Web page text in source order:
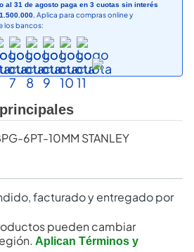
al 31 de agosto paga en 3 cuotas sin interés
Aplica para compras online y
los bancos:
6PT-10MM STANLEY
facturado y entregado por
pueden cambiar
Aplican Términos y